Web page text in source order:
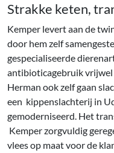
Strakke keten,
Kemper levert aan de
door hem zelf
gespecialiseerde
antibioticagebruik vrijwel
Herman ook zelf gaan
een kippenslachterij in
gemoderniseerd. Het
Kemper zorgvuldig
vlees op maat voor de